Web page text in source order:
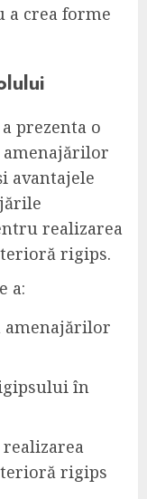
a crea forme
prezenta o
amenajărilor
avantajele
realizarea
rigips.
a:
amenajărilor
în
rigips